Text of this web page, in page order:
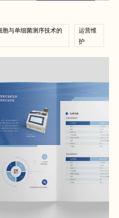
胞与单细菌测序技术的
运营维
护